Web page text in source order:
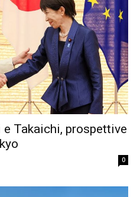
Takaichi, prospettive
0